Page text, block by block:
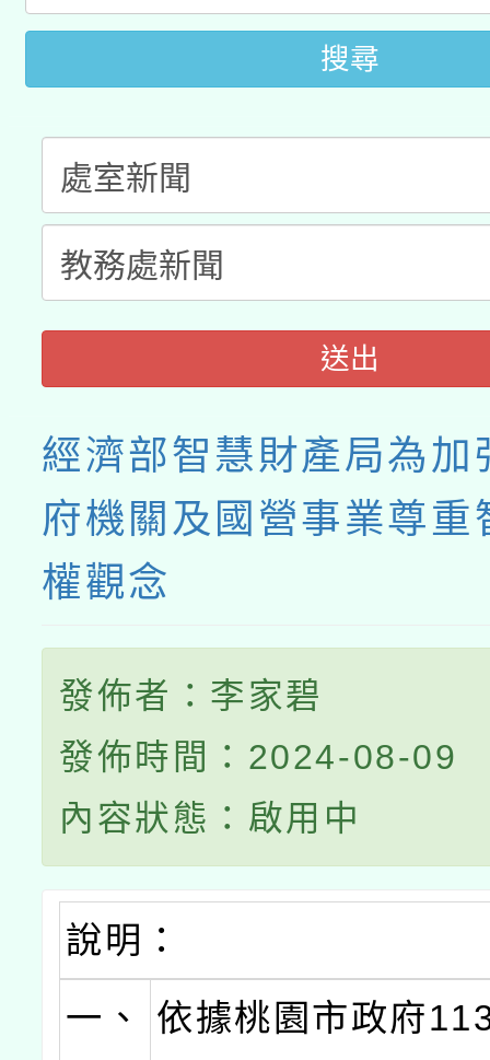
搜尋
送出
經濟部智慧財產局為加
府機關及國營事業尊重
權觀念
發佈者：李家碧
發佈時間：2024-08-09
內容狀態：啟用中
說明：
一、
依據桃園市政府